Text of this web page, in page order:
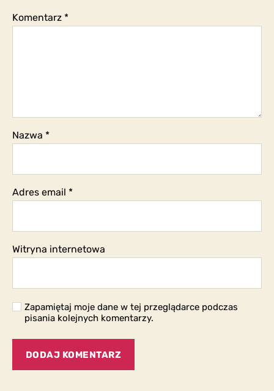
Komentarz *
Nazwa *
Adres email *
Witryna internetowa
Zapamiętaj moje dane w tej przeglądarce podczas
pisania kolejnych komentarzy.